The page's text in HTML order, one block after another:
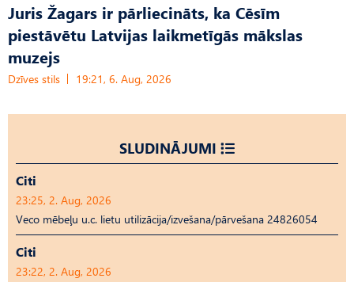
Juris Žagars ir pārliecināts, ka Cēsīm
piestāvētu Latvijas laikmetīgās mākslas
muzejs
Dzīves stils 19:21, 6. Aug, 2026
SLUDINĀJUMI
Citi
23:25, 2. Aug, 2026
Veco mēbeļu u.c. lietu utilizācija/izvešana/pārvešana 24826054
Citi
23:22, 2. Aug, 2026